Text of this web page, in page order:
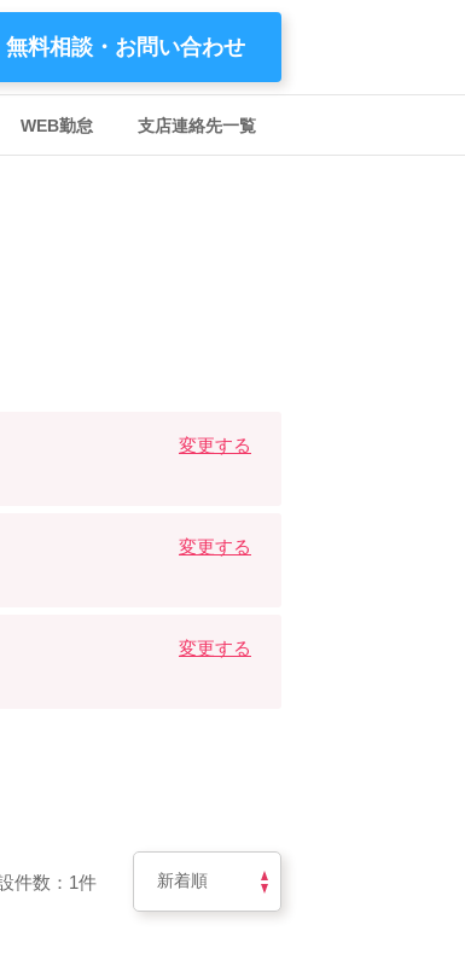
無料相談・お問い合わせ
WEB勤怠 支店連絡先一覧
変更する
変更する
変更する
件数：1件